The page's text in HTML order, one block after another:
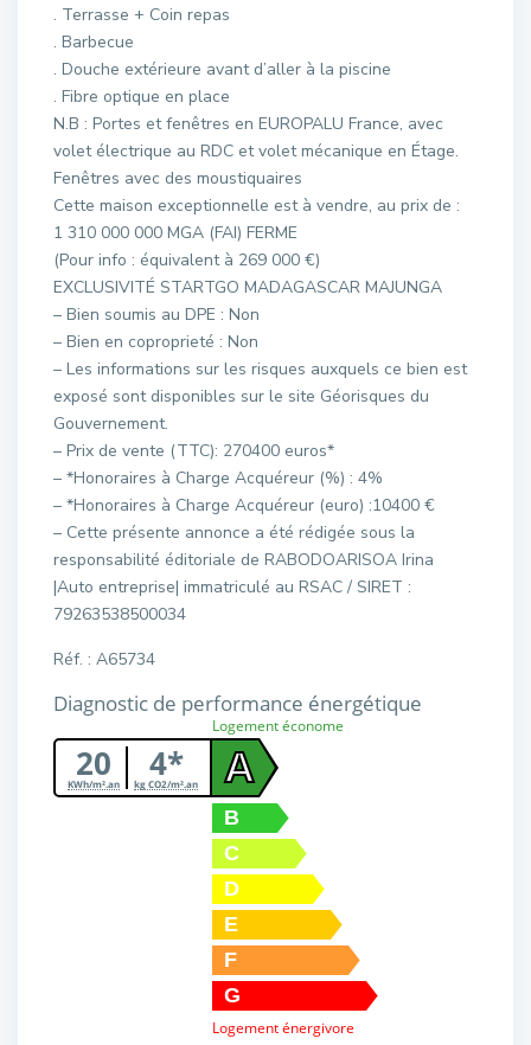
. Terrasse + Coin repas
. Barbecue
. Douche extérieure avant d’aller à la piscine
. Fibre optique en place
N.B : Portes et fenêtres en EUROPALU France, avec
volet électrique au RDC et volet mécanique en Étage.
Fenêtres avec des moustiquaires
Cette maison exceptionnelle est à vendre, au prix de :
1 310 000 000 MGA (FAI) FERME
(Pour info : équivalent à 269 000 €)
EXCLUSIVITÉ STARTGO MADAGASCAR MAJUNGA
– Bien soumis au DPE : Non
– Bien en coproprieté : Non
– Les informations sur les risques auxquels ce bien est
exposé sont disponibles sur le site Géorisques du
Gouvernement.
– Prix de vente (TTC): 270400 euros*
– *Honoraires à Charge Acquéreur (%) : 4%
– *Honoraires à Charge Acquéreur (euro) :10400 €
– Cette présente annonce a été rédigée sous la
responsabilité éditoriale de RABODOARISOA Irina
|Auto entreprise| immatriculé au RSAC / SIRET :
79263538500034
Réf. : A65734
Diagnostic de performance énergétique
20
KWh/m².an 4*
kg CO2/m².an
Logement économe
A
B
C
D
E
F
G
Logement énergivore